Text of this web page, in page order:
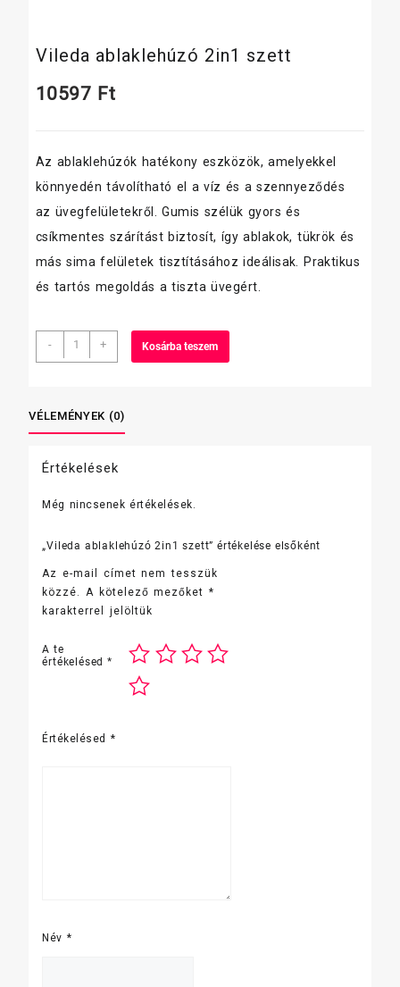
Vileda ablaklehúzó 2in1 szett
10597 Ft
Az ablaklehúzók hatékony eszközök, amelyekkel
könnyedén távolítható el a víz és a szennyeződés
az üvegfelületekről. Gumis szélük gyors és
csíkmentes szárítást biztosít, így ablakok, tükrök és
más sima felületek tisztításához ideálisak. Praktikus
és tartós megoldás a tiszta üvegért.
-
Vileda
ablaklehúzó
mennyiség
+ Kosárba teszem
VÉLEMÉNYEK (0)
Értékelések
Még nincsenek értékelések.
„Vileda ablaklehúzó 2in1 szett” értékelése elsőként
Az e-mail címet nem tesszük
közzé. A kötelező mezőket *
karakterrel jelöltük
A te
értékelésed*
Értékelésed *
Név *